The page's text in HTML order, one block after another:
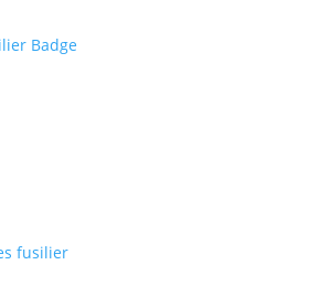
plusieurs